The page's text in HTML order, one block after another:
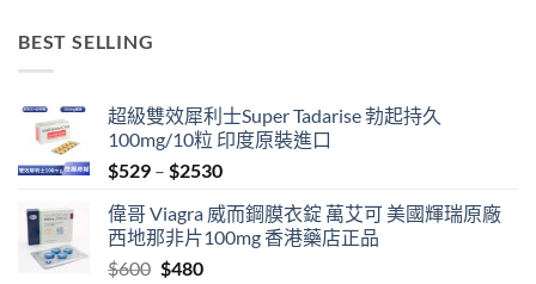
BEST SELLING
超級雙效犀利士Super Tadarise 勃起持久
100mg/10粒 印度原裝進口
$529 – $2530Price
$529
through
偉哥 Viagra 威而鋼膜衣錠 萬艾可 美國輝瑞原廠
西地那非片100mg 香港藥店正品
$600 Original
$480Current